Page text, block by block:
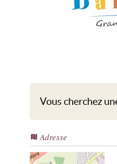
Babilou
Vous cherchez
Adresse